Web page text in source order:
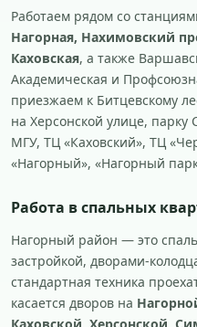
Работаем рядом со
Нагорная, Нахимовский
Каховская, а также
Академическая и
приезжаем к Битцевскому
на Херсонской улице, парку
МГУ, ТЦ «Каховский», ТЦ
«Нагорный», «Нагорный
Работа в спальных
Нагорный район — это
застройкой, дворами-
стандартная техника
касается дворов на